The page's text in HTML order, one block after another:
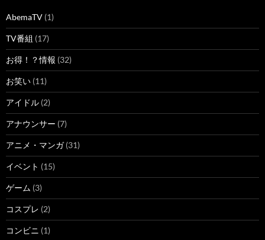
AbemaTV (1)
TV番組 (17)
お得！？情報 (32)
お笑い (11)
アイドル (2)
アナウンサー (7)
アニメ・マンガ(31)
イベント (15)
ゲーム (3)
コスプレ (2)
コンビニ (1)